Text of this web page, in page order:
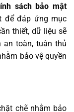
sách bảo mật
để đáp ứng mục
thiết, dữ liệu sẽ
an toàn, tuân thủ
bảo vệ quyền
chẽ nhằm bảo